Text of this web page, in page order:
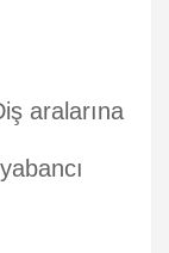
aralarına